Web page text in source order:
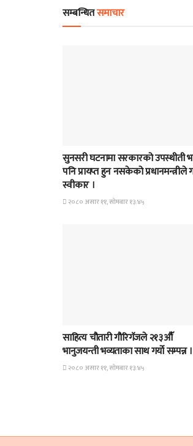
सम्बन्धितसमाचार
सुनसरी घटनामा सरकारको उपस्थीती
पनि प्रायप्त हुन नसकेको प्रधानमन्त्रीले
स्वीकार ।
२०८० असार ११, सोमबार १३:४५
साहित्य चौतारी गौरिगॅजले २१३औॅ
भानुजयन्ती भव्यताका साथ गर्यो सम्पन्न ।
२०८० असार ११, सोमबार १३:४५